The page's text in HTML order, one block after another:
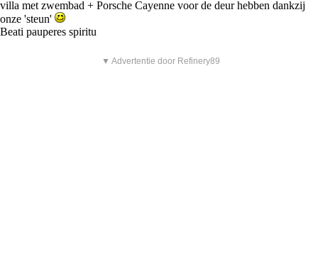
villa met zwembad + Porsche Cayenne voor de deur hebben dankzij
onze 'steun'
Beati pauperes spiritu
▼ Advertentie door Refinery89